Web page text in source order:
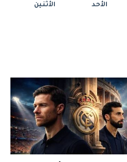
الأحد الأثنين